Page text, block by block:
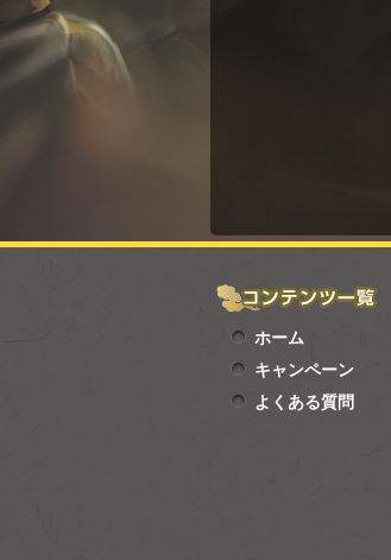
ホーム
キャンペーン
よくある質問